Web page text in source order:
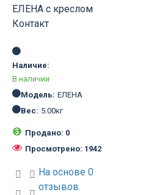
Наличие:
В наличии
Модель: ЕЛЕНА
Вес: 5.00кг
Продано: 0
Просмотрено: 1942
На основе 0
отзывов.